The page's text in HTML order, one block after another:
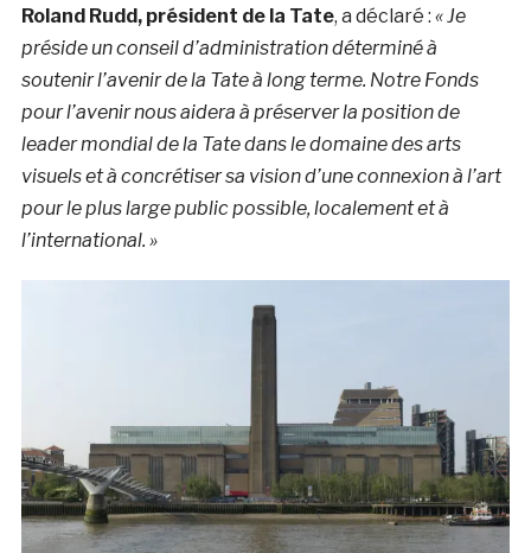
Roland Rudd, président de la Tate, a déclaré : « Je
préside un conseil d’administration déterminé à
soutenir l’avenir de la Tate à long terme. Notre Fonds
pour l’avenir nous aidera à préserver la position de
leader mondial de la Tate dans le domaine des arts
visuels et à concrétiser sa vision d’une connexion à l’art
pour le plus large public possible, localement et à
l’international. »